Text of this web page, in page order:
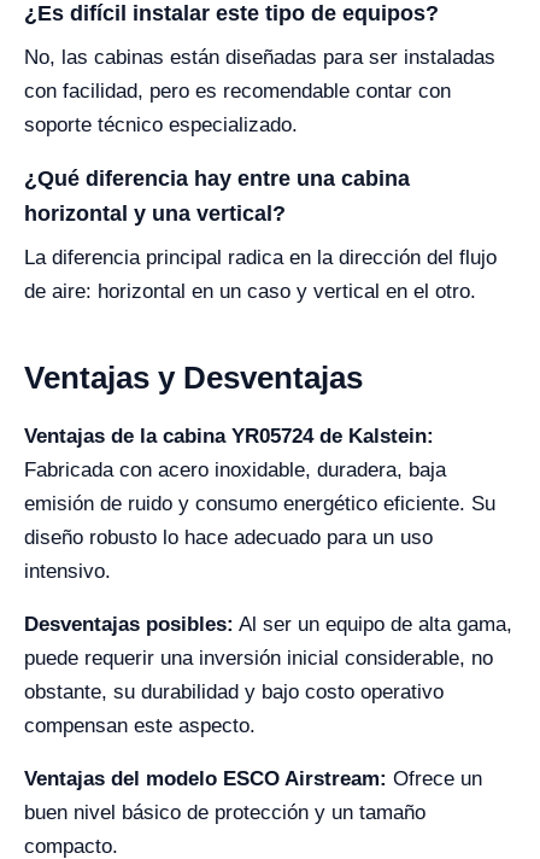
¿Es difícil instalar este tipo de equipos?
No, las cabinas están diseñadas para ser instaladas
con facilidad, pero es recomendable contar con
soporte técnico especializado.
¿Qué diferencia hay entre una cabina
horizontal y una vertical?
La diferencia principal radica en la dirección del flujo
de aire: horizontal en un caso y vertical en el otro.
Ventajas y Desventajas
Ventajas de la cabina YR05724 de Kalstein:
Fabricada con acero inoxidable, duradera, baja
emisión de ruido y consumo energético eficiente. Su
diseño robusto lo hace adecuado para un uso
intensivo.
Desventajas posibles: Al ser un equipo de alta gama,
puede requerir una inversión inicial considerable, no
obstante, su durabilidad y bajo costo operativo
compensan este aspecto.
Ventajas del modelo ESCO Airstream: Ofrece un
buen nivel básico de protección y un tamaño
compacto.